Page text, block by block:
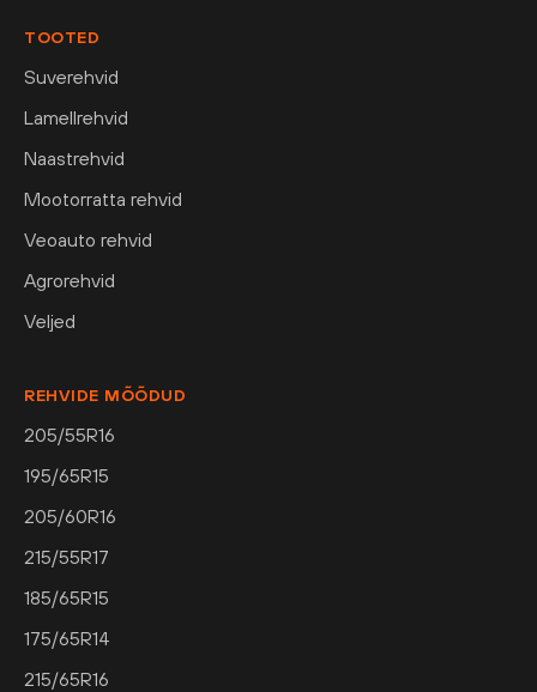
TOOTED
Suverehvid
Lamellrehvid
Naastrehvid
Mootorratta rehvid
Veoauto rehvid
Agrorehvid
Veljed
REHVIDE MÕÕDUD
205/55R16
195/65R15
205/60R16
215/55R17
185/65R15
175/65R14
215/65R16